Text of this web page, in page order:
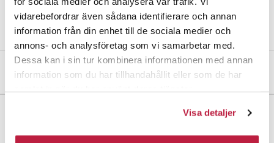
vidarebefordrar även sådana identifierare och annan
information från din enhet till de sociala medier och
annons- och analysföretag som vi samarbetar med.
Dessa kan i sin tur kombinera informationen med annan
information som du har tillhandahållit eller som de har
Visa detaljer
fastgørelse i bjerge og på klipper. Bjergøjet udvider sig, når kilen
slås ind.
Mål og dimensioner